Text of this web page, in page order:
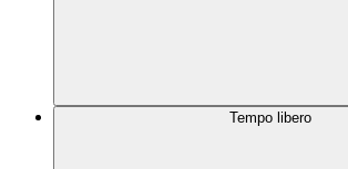
Tempo libero